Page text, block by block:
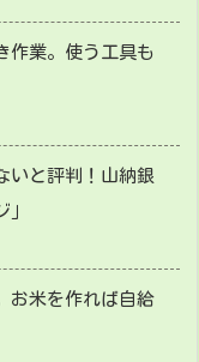
作業。使う工具も
いと評判！山納銀
お米を作れば自給